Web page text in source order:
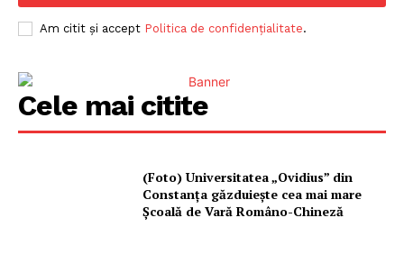
Am citit și accept Politica de confidențialitate.
Cele mai citite
(Foto) Universitatea „Ovidius” din
Constanța găzduiește cea mai mare
Școală de Vară Româno-Chineză